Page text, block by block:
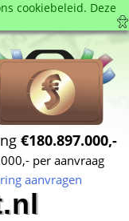
cookie­beleid. Deze
€180.897.000,-
per aanvraag
aanvragen